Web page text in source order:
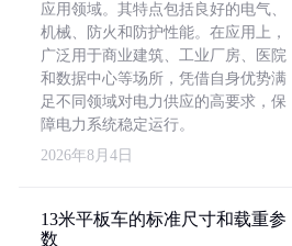
应用领域。其特点包括良好的电气、
机械、防火和防护性能。在应用上，
广泛用于商业建筑、工业厂房、医院
和数据中心等场所，凭借自身优势满
足不同领域对电力供应的高要求，保
障电力系统稳定运行。
2026年8月4日
13米平板车的标准尺寸和载重参
数